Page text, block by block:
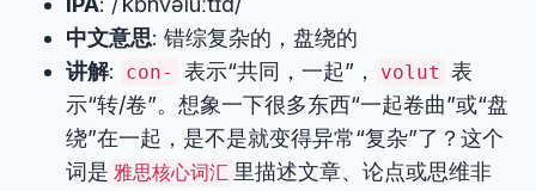
中文意思: 错综复杂的，盘绕的
讲解: con- 表示“共同，一起”， volut 表
示“转/卷”。想象一下很多东西“一起卷曲”或“盘
绕”在一起，是不是就变得异常“复杂”了？这个
词是 雅思核心词汇 里描述文章、论点或思维非